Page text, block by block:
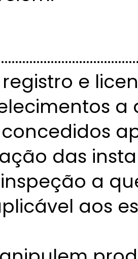
registro e
a
das
inspeção a
aos